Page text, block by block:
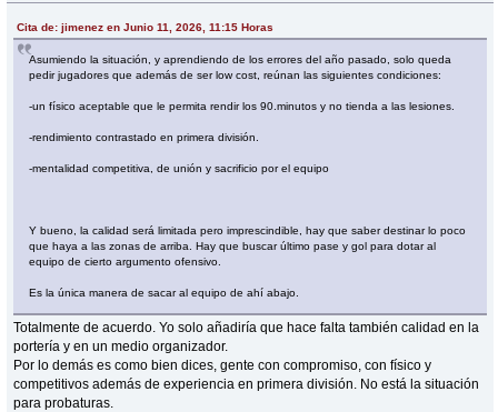
Cita de: jimenez en Junio 11, 2026, 11:15 Horas
Asumiendo la situación, y aprendiendo de los errores del año pasado, solo queda
pedir jugadores que además de ser low cost, reúnan las siguientes condiciones:
-un físico aceptable que le permita rendir los 90.minutos y no tienda a las lesiones.
-rendimiento contrastado en primera división.
-mentalidad competitiva, de unión y sacrificio por el equipo
Y bueno, la calidad será limitada pero imprescindible, hay que saber destinar lo poco
que haya a las zonas de arriba. Hay que buscar último pase y gol para dotar al
equipo de cierto argumento ofensivo.
Es la única manera de sacar al equipo de ahí abajo.
Totalmente de acuerdo. Yo solo añadiría que hace falta también calidad en la
portería y en un medio organizador.
Por lo demás es como bien dices, gente con compromiso, con físico y
competitivos además de experiencia en primera división. No está la situación
para probaturas.